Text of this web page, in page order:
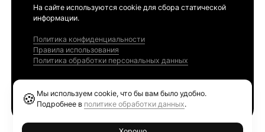
На сайте используются cookie для сбора статической
информации.
Политика конфиденциальности
Правила использования
Политика обработки персональных данных
🍪 Мы используем cookie, что бы вам было удобно.
Подробнее в политике обработки данных.
Ethereum GAS Tracker